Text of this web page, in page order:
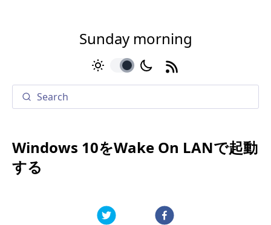
Sunday morning
toggle
Windows 10をWake On LANで起動
する